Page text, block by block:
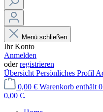
Menü schließen
Ihr Konto
Anmelden
oderregistrieren
Übersicht Persönliches Profil
0,00 € Warenkorb enthält
0,00 €.